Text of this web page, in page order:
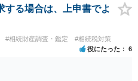
に借金が発見される可能性はほぼ
放棄を検討していた案件で、期間
対する過払金など相当な財産が見
ありました。
する場合は、上申書でよ
#相続財産調査・鑑定 #相続税対策
役にたった 6